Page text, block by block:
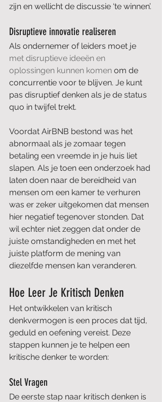
zijn en wellicht de discussie ‘te winnen’.
Disruptieve innovatie realiseren
Als ondernemer of leiders moet je
met disruptieve ideeën en
oplossingen kunnen komen om de
concurrentie voor te blijven. Je kunt
pas disruptief denken als je de status
quo in twijfel trekt.
Voordat AirBNB bestond was het
abnormaal als je zomaar tegen
betaling een vreemde in je huis liet
slapen. Als je toen een onderzoek had
laten doen naar de bereidheid van
mensen om een kamer te verhuren
was er zeker uitgekomen dat mensen
hier negatief tegenover stonden. Dat
wil echter niet zeggen dat onder de
juiste omstandigheden en met het
juiste platform de mening van
diezelfde mensen kan veranderen.
Hoe Leer Je Kritisch Denken
Het ontwikkelen van kritisch
denkvermogen is een proces dat tijd,
geduld en oefening vereist. Deze
stappen kunnen je te helpen een
kritische denker te worden:
Stel Vragen
De eerste stap naar kritisch denken is